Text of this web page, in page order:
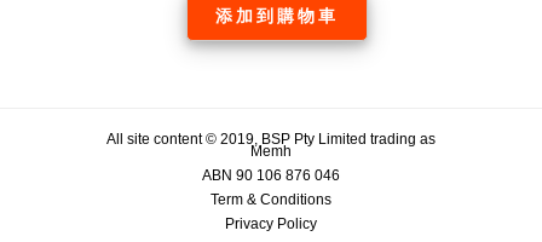
添加到購物車
All site content © 2019, BSP Pty Limited trading as
Memh
ABN 90 106 876 046
Term & Conditions
Privacy Policy